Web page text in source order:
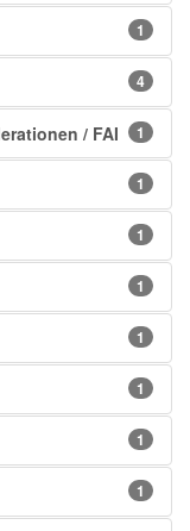
1
4
/ FAI 1
1
1
1
1
1
1
1